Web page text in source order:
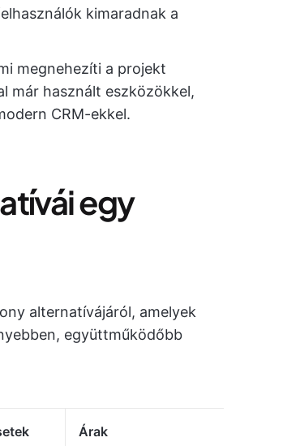
kimaradnak a
megnehezíti a projekt
már használt eszközökkel,
CRM-ekkel.
egy
alternatívájáról, amelyek
együttműködőbb
Árak